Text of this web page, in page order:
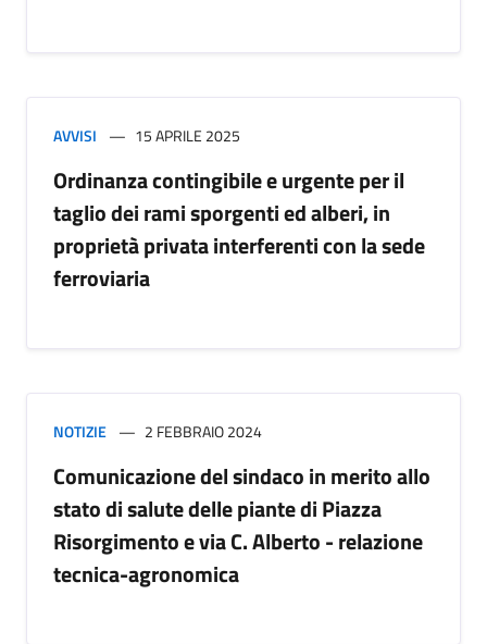
AVVISI 15 APRILE 2025
Ordinanza contingibile e urgente per il
taglio dei rami sporgenti ed alberi, in
proprietà privata interferenti con la sede
ferroviaria
NOTIZIE 2 FEBBRAIO 2024
Comunicazione del sindaco in merito allo
stato di salute delle piante di Piazza
Risorgimento e via C. Alberto - relazione
tecnica-agronomica